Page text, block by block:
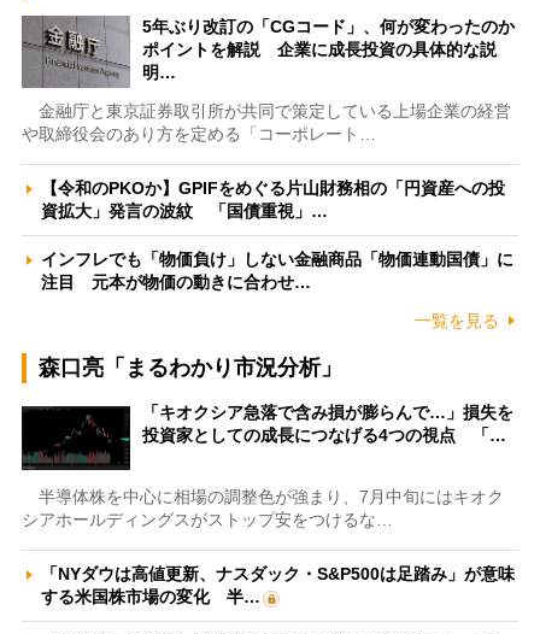
5年ぶり改訂の「CGコード」、何が変わったのか
ポイントを解説 企業に成長投資の具体的な説
明…
金融庁と東京証券取引所が共同で策定している上場企業の経営
や取締役会のあり方を定める「コーポレート…
【令和のPKOか】GPIFをめぐる片山財務相の「円資産への投
資拡大」発言の波紋 「国債重視」…
インフレでも「物価負け」しない金融商品「物価連動国債」に
注目 元本が物価の動きに合わせ…
一覧を見る
森口亮「まるわかり市況分析」
「キオクシア急落で含み損が膨らんで…」損失を
投資家としての成長につなげる4つの視点 「…
半導体株を中心に相場の調整色が強まり、7月中旬にはキオク
シアホールディングスがストップ安をつけるな…
「NYダウは高値更新、ナスダック・S&P500は足踏み」が意味
する米国株市場の変化 半…